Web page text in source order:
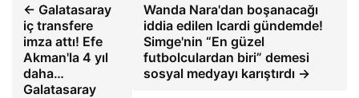
← Galatasaray
iç transfere
imza attı! Efe
Akman'la 4 yıl
daha…
Galatasaray
Wanda Nara'dan boşanacağı
iddia edilen Icardi gündemde!
Simge'nin “En güzel
futbolculardan biri” demesi
sosyal medyayı karıştırdı →